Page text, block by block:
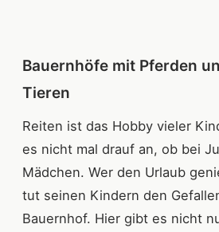
Bauernhöfe mit Pferden
Tieren
Reiten ist das Hobby vieler
es nicht mal drauf an, ob bei
Mädchen. Wer den Urlaub
tut seinen Kindern den
Bauernhof. Hier gibt es nicht